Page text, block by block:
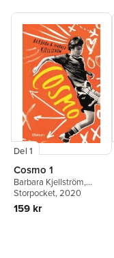
Del 1
Cosmo 1
Barbara Kjellström,
Harald Kjellström
Storpocket, 2020
159 kr